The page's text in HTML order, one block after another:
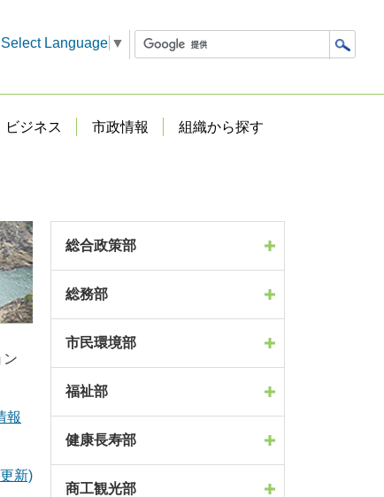
Select Language ▼
ビジネス 市政情報 組織から探す
ン
報
新)
総合政策部
総務部
市民環境部
福祉部
健康長寿部
商工観光部